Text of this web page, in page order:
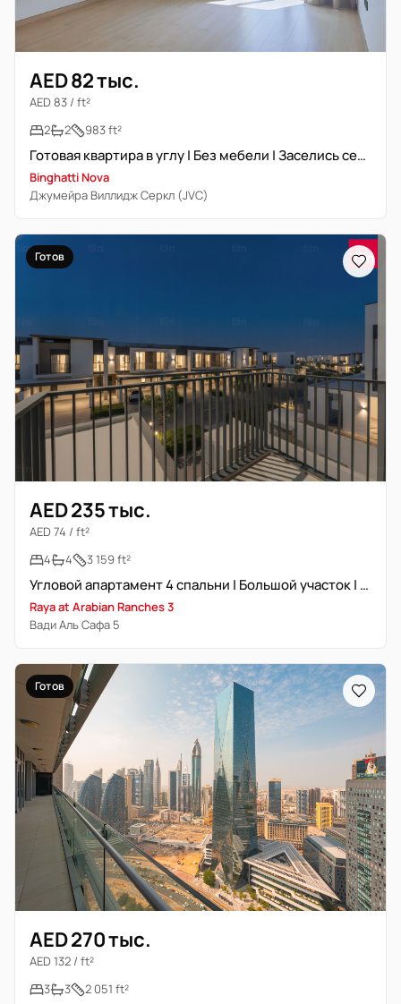
AED 82 тыс.
AED 83 / ft²
2
2 983 ft²
Готовая квартира в углу | Без мебели | Заселись сейчас
Binghatti Nova
Джумейра Виллидж Серкл (JVC)
Готов
AED 235 тыс.
AED 74 / ft²
4
4 3 159 ft²
Угловой апартамент 4 спальни | Большой участок | Новостройка
Raya at Arabian Ranches 3
Вади Аль Сафа 5
Готов
AED 270 тыс.
AED 132 / ft²
3
3 2 051 ft²